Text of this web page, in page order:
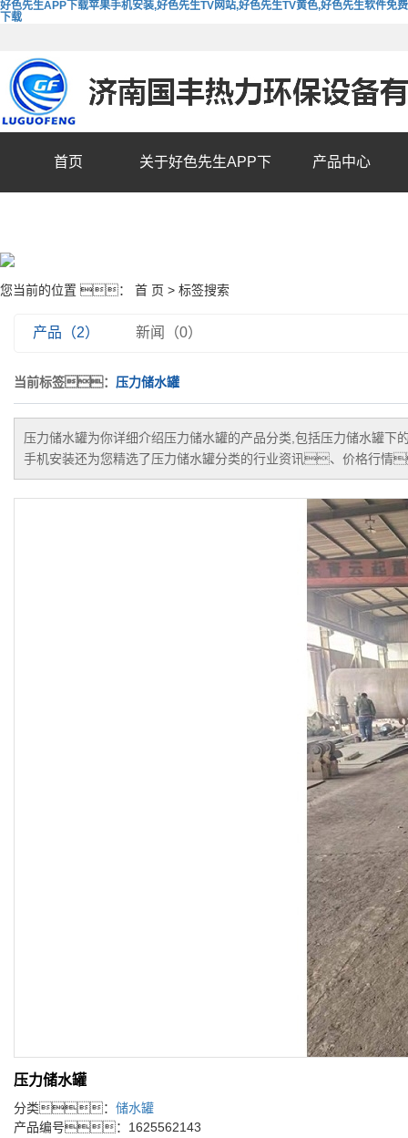
好色先生APP下载苹果手机安装,好色先生TV网站,好色先生TV黄色,好色先生软件免费
下载
首页 关于好色先生APP下 产品中心
您当前的位置 ： 首 页 > 标签搜索
产品（2） 新闻（0）
当前标签： 压力储水罐
压力储水罐为你详细介绍压力储水罐的产品分类,包括压力储水罐下
手机安装还为您精选了压力储水罐分类的行业资讯、价格行
压力储水罐
分类： 储水罐
产品编号：1625562143